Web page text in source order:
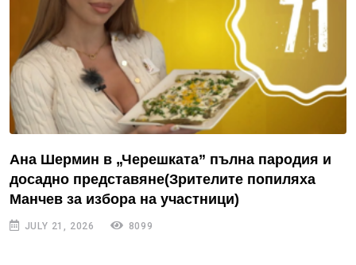
Ана Шермин в „Черешката” пълна пародия и
досадно представяне(Зрителите попиляха
Манчев за избора на участници)
JULY 21, 2026 8099